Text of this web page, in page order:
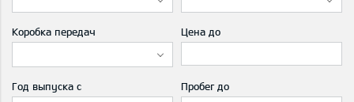
Коробка передач Цена до
Год выпуска с
Пробег до